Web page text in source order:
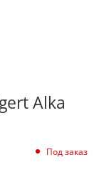
Alka
Под заказ